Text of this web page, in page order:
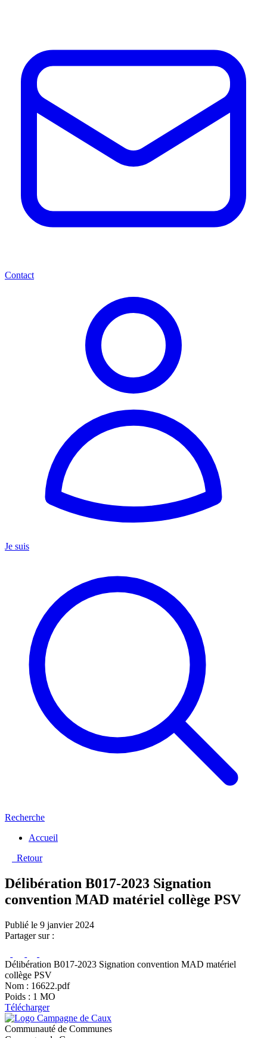
Contact
Je suis
Recherche
Accueil
Retour
Délibération B017-2023 Signation
convention MAD matériel collège PSV
Publié le 9 janvier 2024
Partager sur :
Délibération B017-2023 Signation convention MAD matériel
collège PSV
Nom : 16622.pdf
Poids : 1 MO
Télécharger
Communauté de Communes